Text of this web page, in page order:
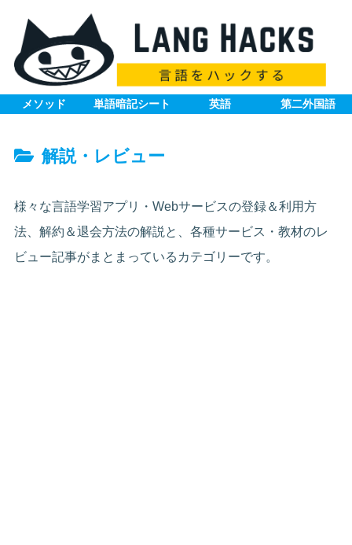
メソッド 単語暗記シート 英語 第二外国語
解説・レビュー
様々な言語学習アプリ・Webサービスの登録＆利用方
法、解約＆退会方法の解説と、各種サービス・教材のレ
ビュー記事がまとまっているカテゴリーです。